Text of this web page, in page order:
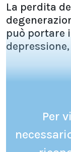
La perdita
può portare
Per